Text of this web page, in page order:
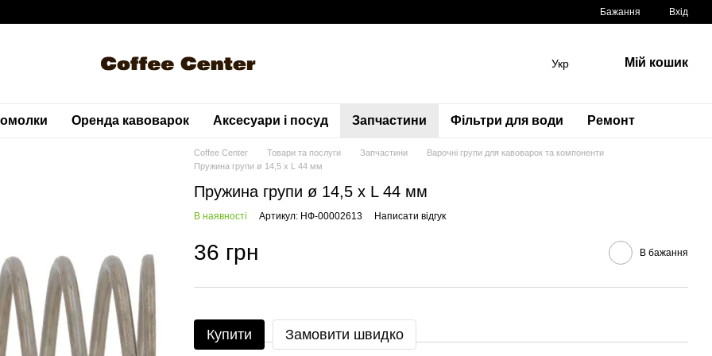
Бажання Вхід
Укр Мій кошик
Оренда кавоварок Аксесуари і посуд Запчастини Фільтри для води Ремонт
Coffee Center Товари та послуги Запчастини
Варочні групи для кавоварок та компоненти
Пружина групи ø 14,5 x L 44 мм
Пружина групи ø 14,5 x L 44 мм
В наявності Артикул: НФ-00002613 Написати відгук
36 грн В бажання
Купити Замовити швидко